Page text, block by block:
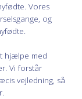
Vores
og
hjælpe med
Vi forstår
vejledning, så